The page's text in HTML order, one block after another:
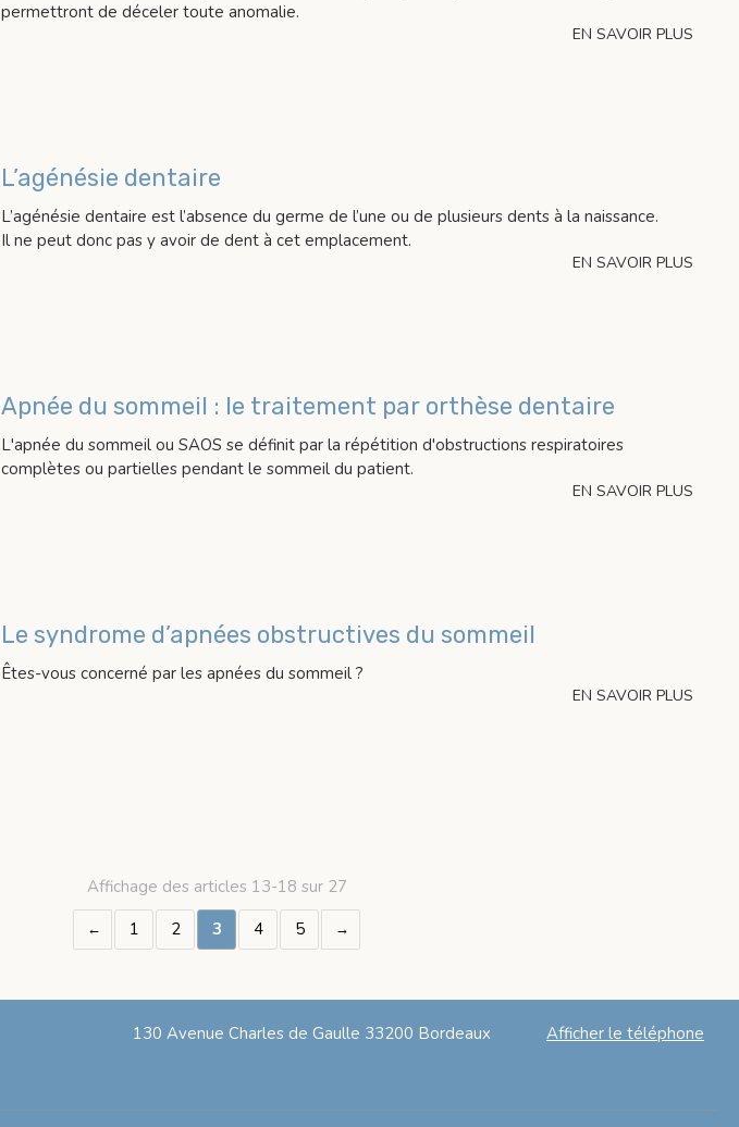
permettront de déceler toute anomalie.
EN SAVOIR PLUS
L’agénésie dentaire
L’agénésie dentaire est l’absence du germe de l’une ou de plusieurs dents à la naissance.
Il ne peut donc pas y avoir de dent à cet emplacement.
EN SAVOIR PLUS
Apnée du sommeil : le traitement par orthèse dentaire
L'apnée du sommeil ou SAOS se définit par la répétition d'obstructions respiratoires
complètes ou partielles pendant le sommeil du patient.
EN SAVOIR PLUS
Le syndrome d’apnées obstructives du sommeil
Êtes-vous concerné par les apnées du sommeil ?
EN SAVOIR PLUS
Affichage des articles 13-18 sur 27
1
2 3 4 5
130 Avenue Charles de Gaulle 33200 Bordeaux Afficher le téléphone